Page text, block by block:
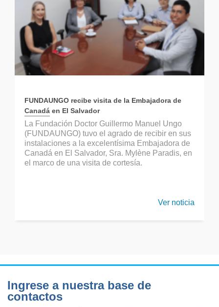
FUNDAUNGO recibe visita de la Embajadora de
Canadá en El Salvador
La Fundación Doctor Guillermo Manuel Ungo
(FUNDAUNGO) tuvo el agrado de recibir en sus
instalaciones a la excelentísima Embajadora de
Canadá en El Salvador, Sra. Mylène Paradis, en
el marco de una visita de cortesía.
Ver noticia
Ingrese a nuestra base de
contactos